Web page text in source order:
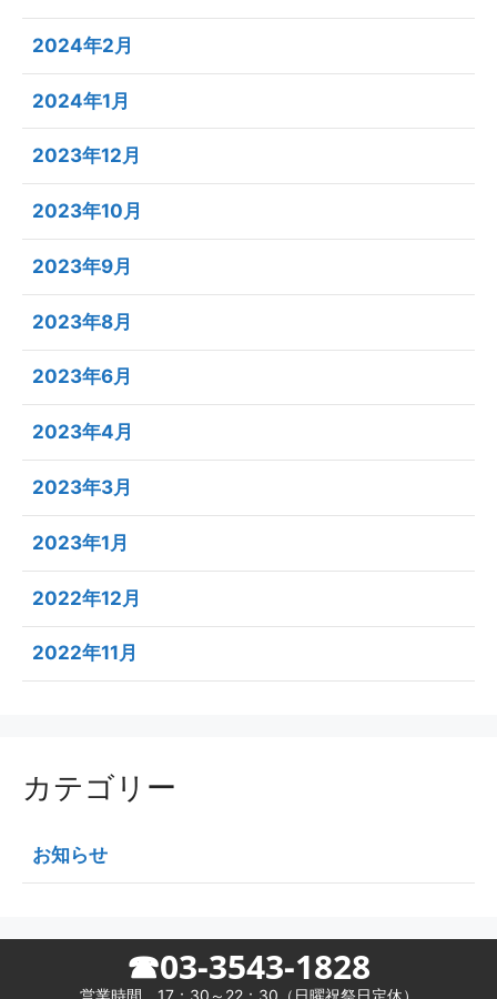
2024年2月
2024年1月
2023年12月
2023年10月
2023年9月
2023年8月
2023年6月
2023年4月
2023年3月
2023年1月
2022年12月
2022年11月
カテゴリー
お知らせ
☎03-3543-1828
営業時間 17：30～22：30（日曜祝祭日定休）